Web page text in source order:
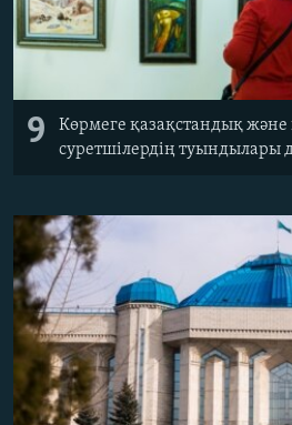
9
Көрмеге қазақстандық және
суретшілердің туындылары